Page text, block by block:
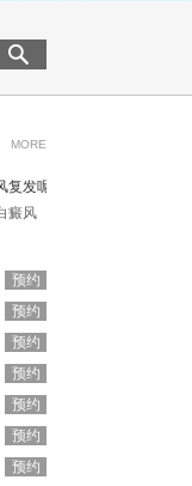
MORE
复发呢
癜风
预约
预约
预约
预约
预约
预约
预约